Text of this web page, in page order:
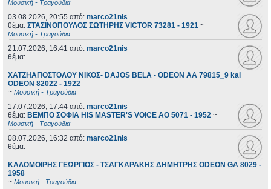
Μουσική - Τραγούδια
03.08.2026, 20:55 από: marco21nis
θέμα: ΣΤΑΣΙΝΟΠΟΥΛΟΣ ΣΩΤΗΡΗΣ VICTOR 73281 - 1921 ~
Μουσική - Τραγούδια
21.07.2026, 16:41 από: marco21nis
θέμα:
ΧΑΤΖΗΑΠΟΣΤΟΛΟΥ ΝΙΚΟΣ- DAJOS BELA - ODEON AA 79815_9 kai
ODEON 82022 - 1922
~ Μουσική - Τραγούδια
17.07.2026, 17:44 από: marco21nis
θέμα: ΒΕΜΠΟ ΣΟΦΙΑ HIS MASTER'S VOICE AO 5071 - 1952 ~
Μουσική - Τραγούδια
08.07.2026, 16:32 από: marco21nis
θέμα:
ΚΑΛΟΜΟΙΡΗΣ ΓΕΩΡΓΙΟΣ - ΤΣΑΓΚΑΡΑΚΗΣ ΔΗΜΗΤΡΗΣ ODEON GA 8029 -
1958
~ Μουσική - Τραγούδια